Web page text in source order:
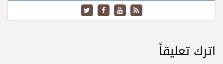
اترك تعليقاً